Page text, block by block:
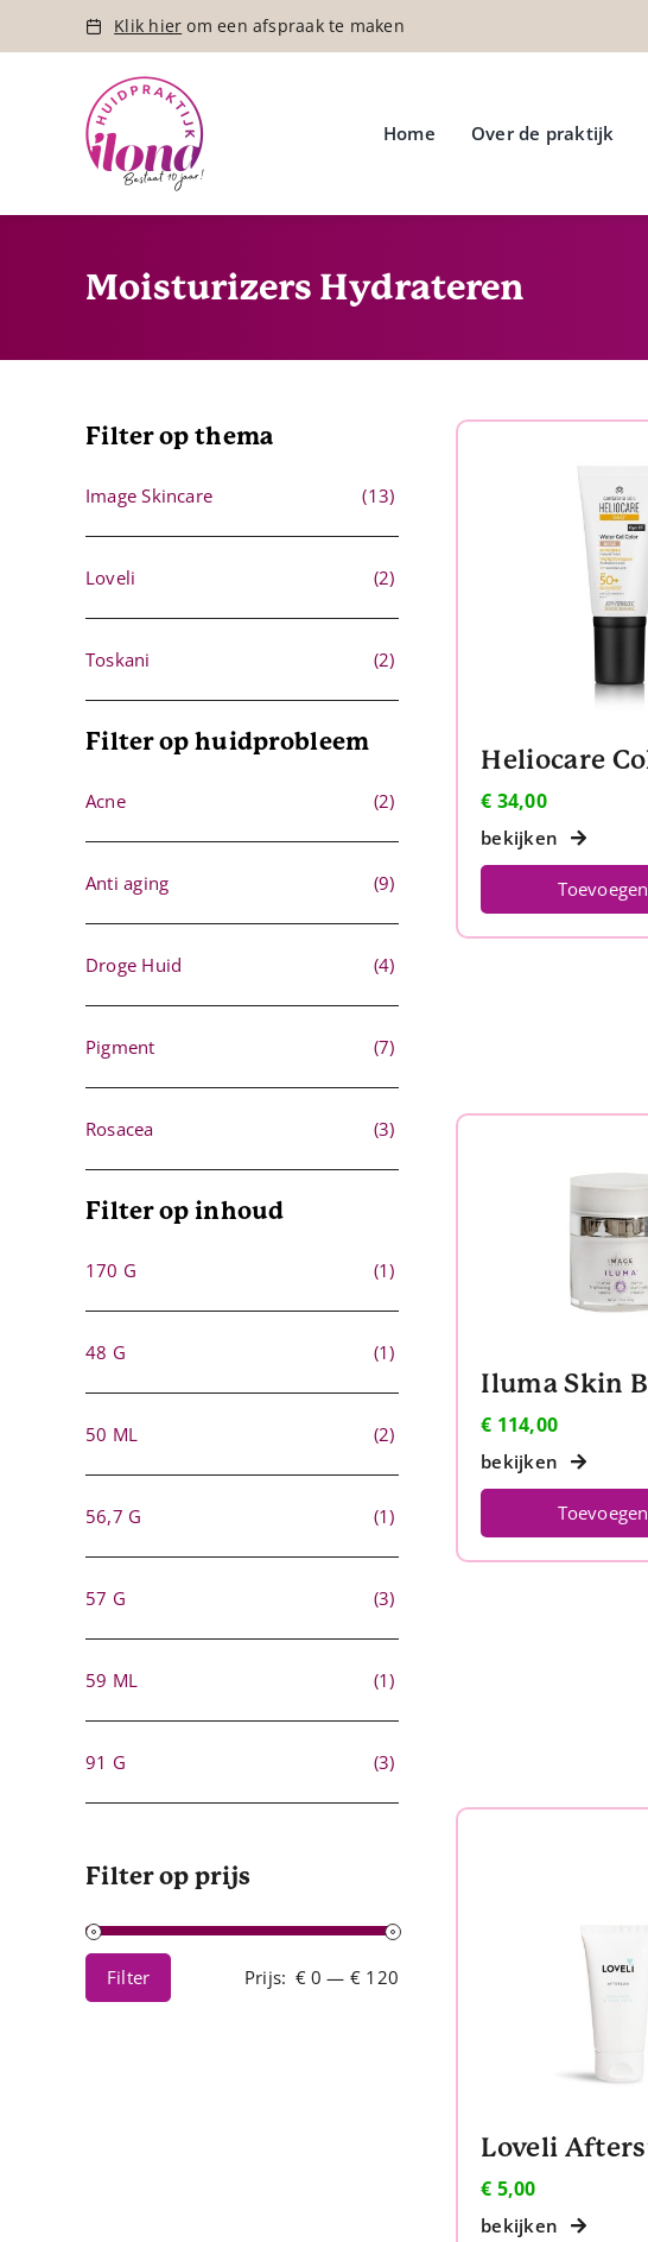
Klik hier om een afspraak te maken
Home Over de praktijk
Moisturizers Hydrateren
Filter op thema
Image Skincare (13)
Loveli (2)
Toskani (2)
Filter op huidprobleem
Acne (2)
Anti aging (9)
Droge Huid (4)
Pigment (7)
Rosacea (3)
Filter op inhoud
170 G (1)
48 G (1)
50 ML (2)
56,7 G (1)
57 G (3)
59 ML (1)
91 G (3)
Filter op prijs
Min.
Max.
Filter Prijs: € 0 — € 120
€ 34,00
bekijken
Toevoegen
€ 114,00
bekijken
Toevoegen
€ 5,00
bekijken